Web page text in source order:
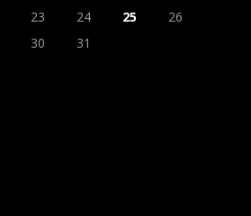
23 24 25
26
30
31